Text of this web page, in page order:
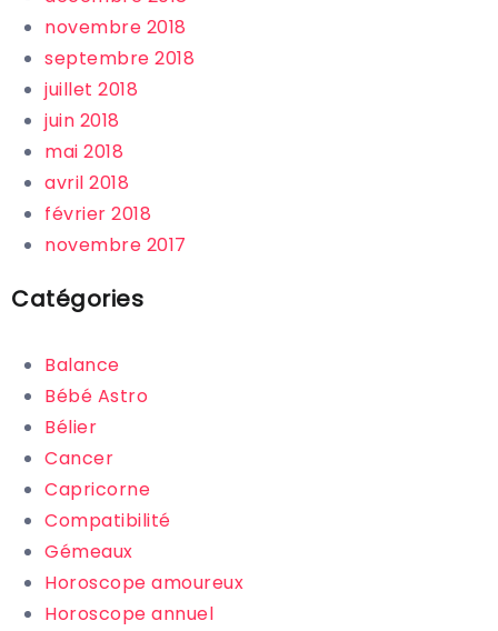
novembre 2018
septembre 2018
juillet 2018
juin 2018
mai 2018
avril 2018
février 2018
novembre 2017
Catégories
Balance
Bébé Astro
Bélier
Cancer
Capricorne
Compatibilité
Gémeaux
Horoscope amoureux
Horoscope annuel